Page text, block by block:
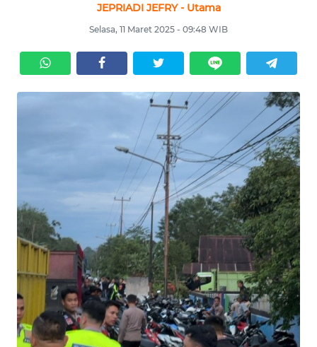
JEPRIADI JEFRY - Utama
Selasa, 11 Maret 2025 - 09:48 WIB
OPINI
KAMI
INFO
TENTANG
KAMI